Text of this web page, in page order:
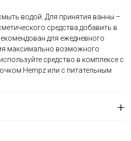
водой. Для принятия ванны –
средства добавить в
для ежедневного
максимально возможного
средство в комплексе с
Hempz или с питательным